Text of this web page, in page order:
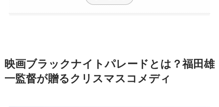
映画ブラックナイトパレードとは？福田雄
一監督が贈るクリスマスコメディ